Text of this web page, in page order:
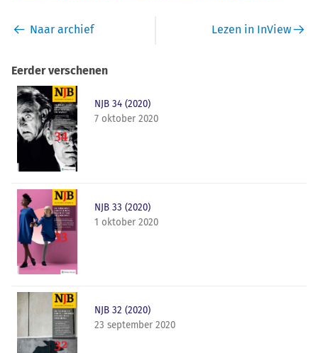
Naar archief Lezen in InView
Eerder verschenen
NJB 34 (2020)
7 oktober 2020
NJB 33 (2020)
1 oktober 2020
NJB 32 (2020)
23 september 2020